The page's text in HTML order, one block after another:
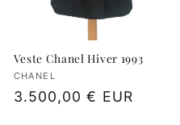
Veste Chanel Hiver 1993
Fournisseur :
CHANEL
Prix
3.500,00 € EUR